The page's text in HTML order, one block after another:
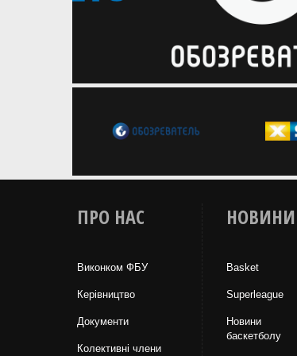
ПРО НАС
Виконком ФБУ
Керівництво
Документи
Колективні члени
НОВИНИ
Basket
Superleague
Новини
баскетболу